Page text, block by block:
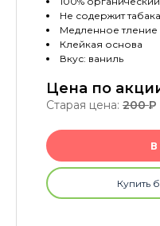
Не содержит табака
Медленное тление
Клейкая основа
Вкус: ваниль
Цена по
Старая цена: 200P
В
Купить